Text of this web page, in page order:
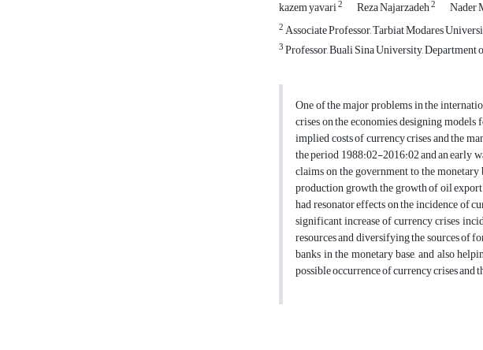
kazem yavari2 Reza Najarzadeh2 Nader
2Associate Professor, Tarbiat Modares
3Professor, Buali Sina University, Department
One of the major problems in the
crises on the economies, designing
implied costs of currency crises and the
the period 1988:02-2016:02 and an early
claims on the government to the
production growth, the growth of oil
had resonator effects on the incidence of
significant increase of currency crises
resources and diversifying the sources of
banks in the monetary base, and also
possible occurrence of currency crises and